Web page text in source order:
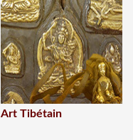
Art Tibétain